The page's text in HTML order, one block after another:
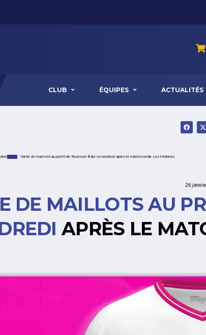
CLUB ÉQUIPES ACTUALITÉS
Vente de maillots au profit de Roses en Baie ce vendredi après le match contre Les Herbiers
26
DE MAILLOTS AU
APRÈS LE